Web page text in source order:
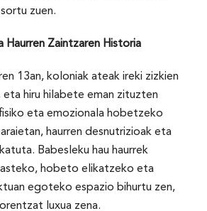
zuen.
Haurren Zaintzaren Historia
13an, koloniak ateak ireki zizkien
eta hiru hilabete eman zituzten
eta emozionala hobetzeko
haurren desnutrizioak eta
Babesleku hau haurrek
hobeto elikatzeko eta
egoteko espazio bihurtu zen,
luxua zena.